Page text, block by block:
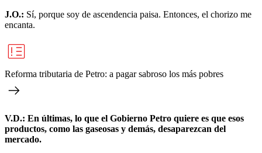
J.O.: Sí, porque soy de ascendencia paisa. Entonces, el chorizo me
encanta.
Reforma tributaria de Petro: a pagar sabroso los más pobres
V.D.: En últimas, lo que el Gobierno Petro quiere es que esos
productos, como las gaseosas y demás, desaparezcan del
mercado.